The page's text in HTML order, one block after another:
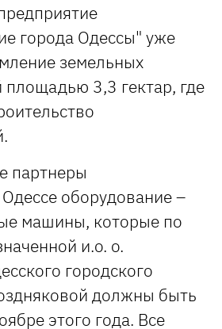
города Одессы" уже
земельных
площадью 3,3 гектар, где
партнеры
оборудование –
машины, которые по
и.о. о.
городского
должны быть
этого года. Все